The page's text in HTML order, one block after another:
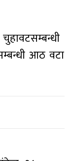
आठ वटा